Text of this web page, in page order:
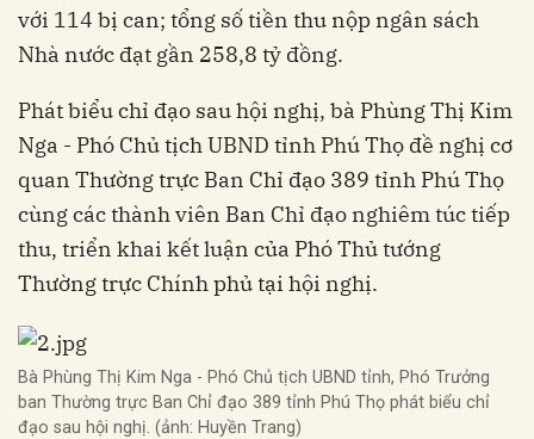
với 114 bị can; tổng số tiền thu nộp ngân sách
Nhà nước đạt gần 258,8 tỷ đồng.
Phát biểu chỉ đạo sau hội nghị, bà Phùng Thị Kim
Nga - Phó Chủ tịch UBND tỉnh Phú Thọ đề nghị cơ
quan Thường trực Ban Chỉ đạo 389 tỉnh Phú Thọ
cùng các thành viên Ban Chỉ đạo nghiêm túc tiếp
thu, triển khai kết luận của Phó Thủ tướng
Thường trực Chính phủ tại hội nghị.
Bà Phùng Thị Kim Nga - Phó Chủ tịch UBND tỉnh, Phó Trưởng
ban Thường trực Ban Chỉ đạo 389 tỉnh Phú Thọ phát biểu chỉ
đạo sau hội nghị. (ảnh: Huyền Trang)